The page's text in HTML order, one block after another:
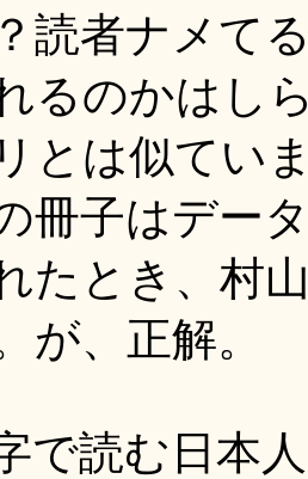
読者ナメて
るのかはし
とは似てい
冊子はデー
たとき、村
が、正解。
字で読む日本